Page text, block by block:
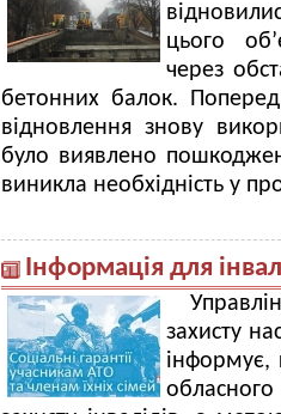
цього
через
бетонних балок.
відновлення знову
було виявлено
виникла необхідність у
Інформація для
захисту
інформує,